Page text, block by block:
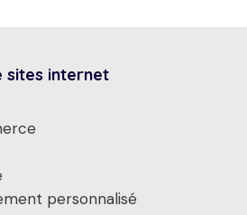
sites internet
personnalisé